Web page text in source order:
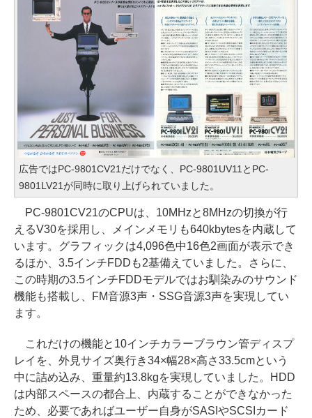
広告ではPC-9801CV21だけでなく、PC-9801UV11とPC-
9801LV21が同時に取り上げられていました。
PC-9801CV21のCPUは、10MHzと8MHzの切換が行
えるV30を採用し、メインメモリも640kbytesを内蔵して
います。グラフィックは4,096色中16色2画面が表示でき
るほか、3.5インチFDDも2基備えていました。さらに、
この時期の3.5インチFDDモデルではお馴染みのサウンド
機能も搭載し、FM音源3声・SSG音源3声を実現してい
ます。
これだけの機能と10インチカラーブラウン管ディスプ
レイを、外見サイズ奥行き34×幅28×高さ33.5cmという
中に詰め込み、重量約13.8kgを実現していました。HDD
は内部スペースの都合上、内蔵することができなかった
ため、必要であればユーザー自身がSASIやSCSIカード